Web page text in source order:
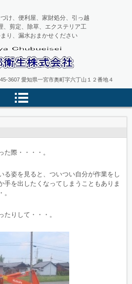
け、便利屋、家財処分、引っ越
、剪定、除草、エクステリア工
り、漏水おまかせください
3607 愛知県一宮市奥町字六丁山１２番地４
際・・・・。
る姿を見ると、ついつい自分が作業をし
手を出したくなってしまうこともありま
たりして・・・。